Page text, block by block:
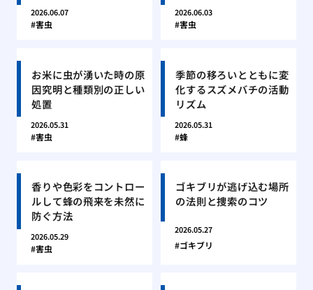
2026.06.07
害虫
2026.06.03
害虫
お米に虫が湧いた時の原
因究明と種類別の正しい
処置
2026.05.31
害虫
季節の移ろいとともに変
化するスズメバチの活動
リズム
2026.05.31
蜂
香りや色彩をコントロー
ルして蜂の飛来を未然に
防ぐ方法
2026.05.29
害虫
ゴキブリが逃げ込む場所
の法則と捜索のコツ
2026.05.27
ゴキブリ